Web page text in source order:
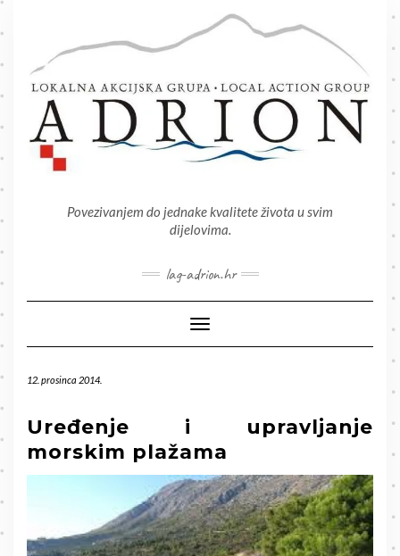
Skip
Povezivanjem do jednake kvalitete života u svim
dijelovima.
lag-adrion.hr
Toggle Navigation
12. prosinca 2014.
Uređenje i upravljanje
morskim plažama